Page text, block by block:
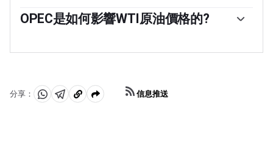
(OPEC)的決定是油價的另一個關鍵驅動因素。美元的價值
影響WTI原油的價格，因為石油主要以美元交易，因此美
報告影響著WTI原油的價格。庫存的變化反映了供需的波
動。如果數據顯示庫存下降，則可能表明需求增加，從而
空氣汙染指數的報告每周二發布，環境影響評估報告於周
個政府機構。
OPEC是如何影響WTI原油價格的?
織，每年舉行兩次會議，共同決定成員國的生產配額。他
它會產生相反的效果。「OPEC+」指的是一個擴大後的組
織，新增了10個非OPEC成員國，其中最引人註目的是俄
分享：
分 分 複
信息推送